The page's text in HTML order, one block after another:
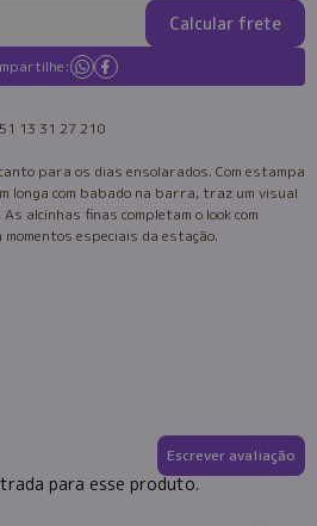
Calcular frete
51 13 31 27 210
para os dias ensolarados. Com estampa
longa com babado na barra, traz um visual
alcinhas finas completam o look com
especiais da estação.
Escrever avaliação
para esse produto.